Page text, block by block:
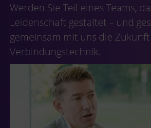
Werden Sie Teil eines Teams,
Leidenschaft gestaltet – und
gemeinsam mit uns die
Verbindungstechnik.